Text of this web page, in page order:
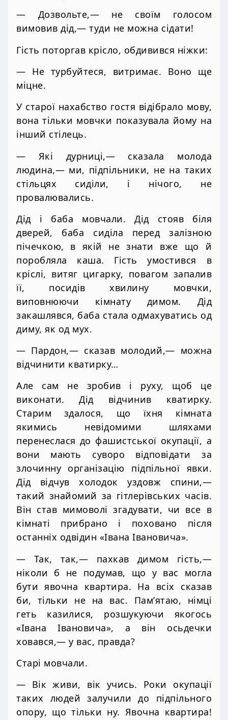
— Дозвольте,— не своїм голосом
вимовив дід,— туди не можна сідати!
Гість поторгав крісло, обдивився ніжки:
— Не турбуйтеся, витримає. Воно ще
міцне.
У старої нахабство гостя відібрало мову,
вона тільки мовчки показувала йому на
інший стілець.
— Які дурниці,— сказала молода
людина,— ми, підпільники, не на таких
стільцях сиділи, і нічого, не
провалювались.
Дід і баба мовчали. Дід стояв біля
дверей, баба сиділа перед залізною
пічечкою, в якій не знати вже що й
поробляла каша. Гість умостився в
кріслі, витяг цигарку, повагом запалив
її, посидів хвилину мовчки,
виповнюючи кімнату димом. Дід
закашлявся, баба стала одмахуватись од
диму, як од мух.
— Пардон,— сказав молодий,— можна
відчинити кватирку…
Але сам не зробив і руху, щоб це
виконати. Дід відчинив кватирку.
Старим здалося, що їхня кімната
якимись невідомими шляхами
перенеслася до фашистської окупації, а
вони мають суворо відповідати за
злочинну організацію підпільної явки.
Дід відчув холодок уздовж спини,—
такий знайомий за гітлерівських часів.
Він став мимоволі згадувати, чи все в
кімнаті прибрано і поховано після
останніх одвідин «Івана Івановича».
— Так, так,— пахкав димом гість,—
ніколи б не подумав, що у вас могла
бути явочна квартира. На всіх сказав
би, тільки не на вас. Пам’ятаю, німці
геть казилися, розшукуючи якогось
«Івана Івановича», а він осьдечки
ховався,— у вас, правда?
Старі мовчали.
— Вік живи, вік учись. Роки окупації
таких людей залучили до підпільного
опору, що тільки ну. Явочна квартира!